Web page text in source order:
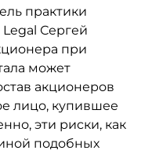
практики
Сергей
при
может
акционеров
лицо, купившее
эти риски, как
подобных